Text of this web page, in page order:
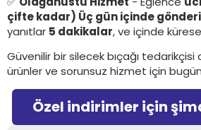
çifte kadar) Üç gün içinde
yanıtlar 5 dakikalar, ve içinde
Güvenilir bir silecek bıçağı tedarikçisi
ürünler ve sorunsuz hizmet için
Özel indirimler için